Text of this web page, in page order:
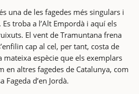
una de les fagedes més singulars i
troba a l’Alt Empordà i aquí els
El vent de Tramuntana frena
cap al cel, per tant, costa de
mateixa espècie que els exemplars
en altres fagedes de Catalunya, com
d’en Jordà.